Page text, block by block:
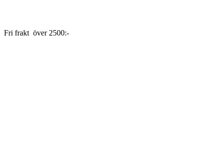
Fri frakt över 2500:-